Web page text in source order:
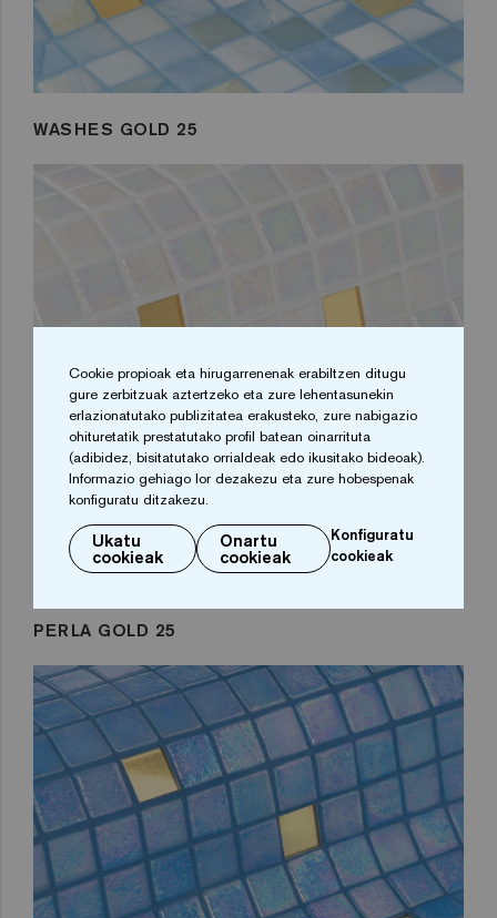
WASHES GOLD 25
PERLA GOLD 25
Cookie propioak eta hirugarrenenak erabiltzen ditugu
gure zerbitzuak aztertzeko eta zure lehentasunekin
erlazionatutako publizitatea erakusteko, zure nabigazio
ohituretatik prestatutako profil batean oinarrituta
(adibidez, bisitatutako orrialdeak edo ikusitako bideoak).
Informazio gehiago lor dezakezu eta zure hobespenak
konfiguratu ditzakezu.
Ukatu
cookieak
Onartu
cookieak
Konfiguratu
cookieak